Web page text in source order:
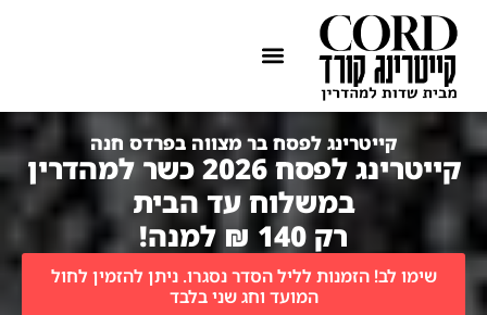
קייטרינג לפסח בר מצווה בפרדס חנה
קייטרינג לפסח 2026 כשר למהדרין
במשלוח עד הבית
רק 140 ₪ למנה!
שימו לב! הזמנות לליל הסדר נסגרו. ניתן להזמין לחול
המועד וחג שני בלבד